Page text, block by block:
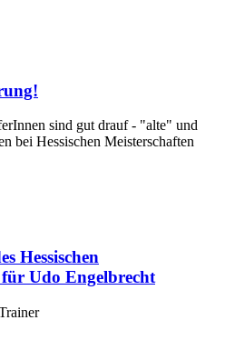
sind gut drauf - "alte" und
bei Hessischen Meisterschaften
Hessischen
Udo Engelbrecht